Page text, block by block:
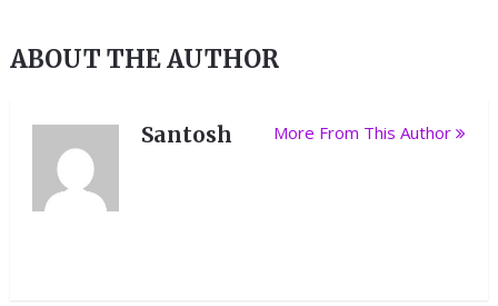
ABOUT THE AUTHOR
Santosh More From This Author